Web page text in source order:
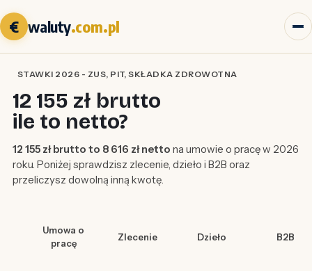
€ waluty.com.pl
STAWKI 2026 - ZUS, PIT, SKŁADKA ZDROWOTNA
12 155 zł brutto
ile to netto?
12 155 zł brutto to 8 616 zł netto na umowie o pracę w 2026
roku. Poniżej sprawdzisz zlecenie, dzieło i B2B oraz
przeliczysz dowolną inną kwotę.
Umowa o
pracę
Zlecenie Dzieło B2B